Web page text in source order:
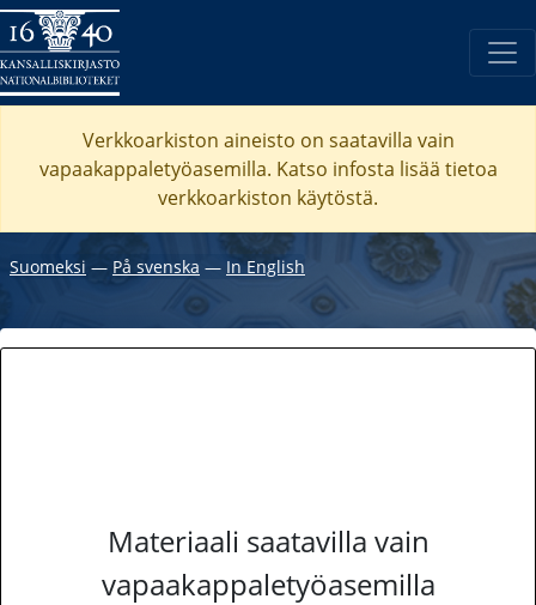
Verkkoarkiston aineisto on saatavilla vain
vapaakappaletyöasemilla. Katso infosta lisää tietoa
verkkoarkiston käytöstä.
Suomeksi ― På svenska ― In English
Materiaali saatavilla vain
vapaakappaletyöasemilla